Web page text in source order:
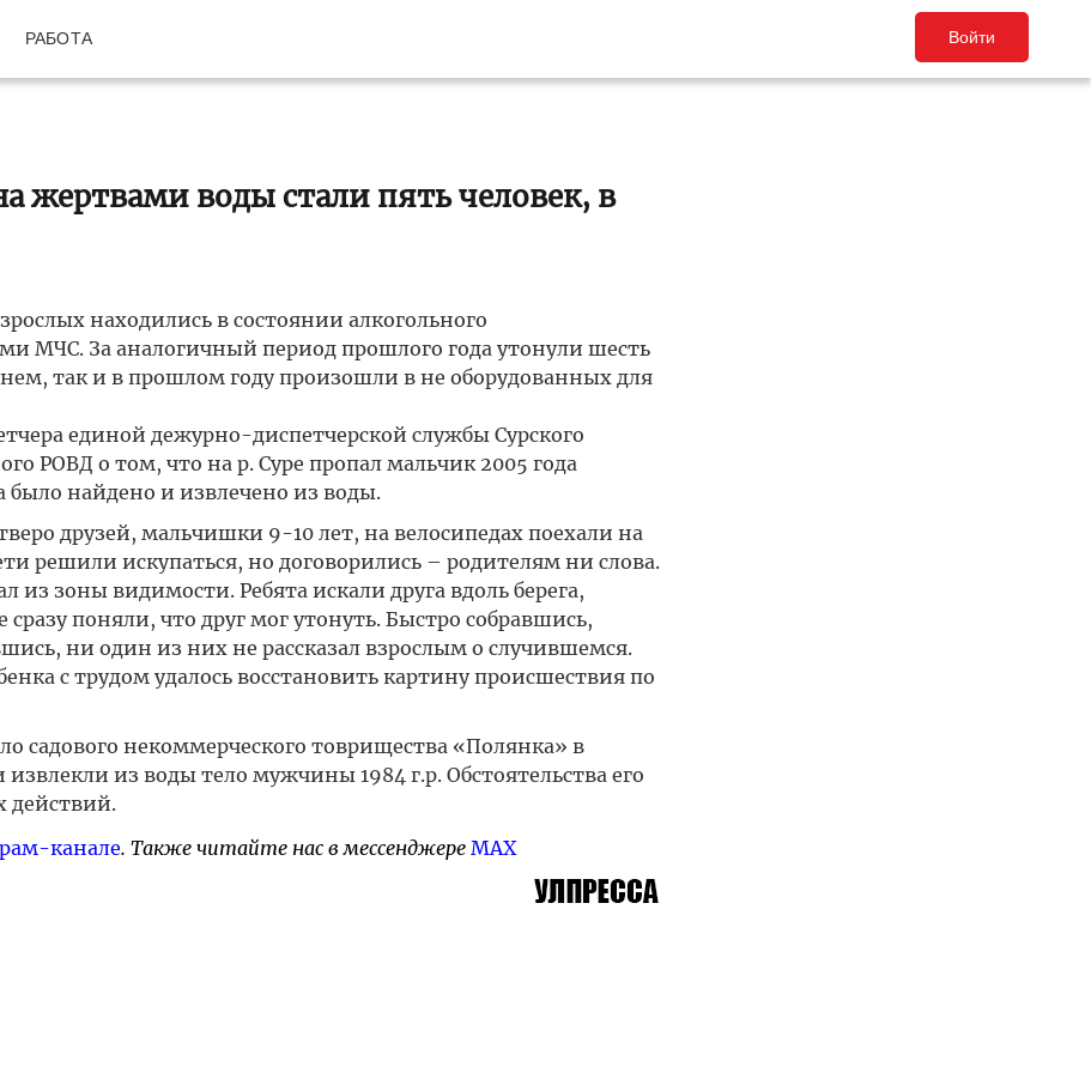
РАБОТА Войти
жертвами воды стали пять человек, в
находились в состоянии алкогольного
МЧС. За аналогичный период прошлого года утонули шесть
так и в прошлом году произошли в не оборудованных для
единой дежурно-диспетчерской службы Сурского
РОВД о том, что на р. Суре пропал мальчик 2005 года
было найдено и извлечено из воды.
друзей, мальчишки 9-10 лет, на велосипедах поехали на
решили искупаться, но договорились – родителям ни слова.
из зоны видимости. Ребята искали друга вдоль берега,
поняли, что друг мог утонуть. Быстро собравшись,
ни один из них не рассказал взрослым о случившемся.
с трудом удалось восстановить картину происшествия по
садового некоммерческого товрищества «Полянка» в
из воды тело мужчины 1984 г.р. Обстоятельства его
действий.
канале. Также читайте нас в мессенджере MAX